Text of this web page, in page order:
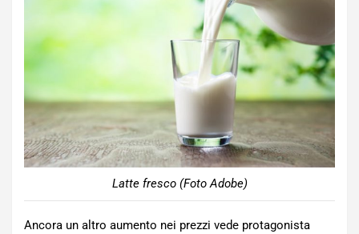
Latte fresco (Foto Adobe)
Ancora un altro aumento nei prezzi vede protagonista